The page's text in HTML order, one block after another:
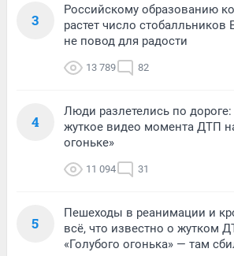
3
Российскому образованию
растет число стобалльников
не повод для радости
13 789 82
4
Люди разлетелись по
жуткое видео момента ДТП
огоньке»
11 094 31
5
Пешеходы в реанимации и
всё, что известно о жутком
«Голубого огонька» — там